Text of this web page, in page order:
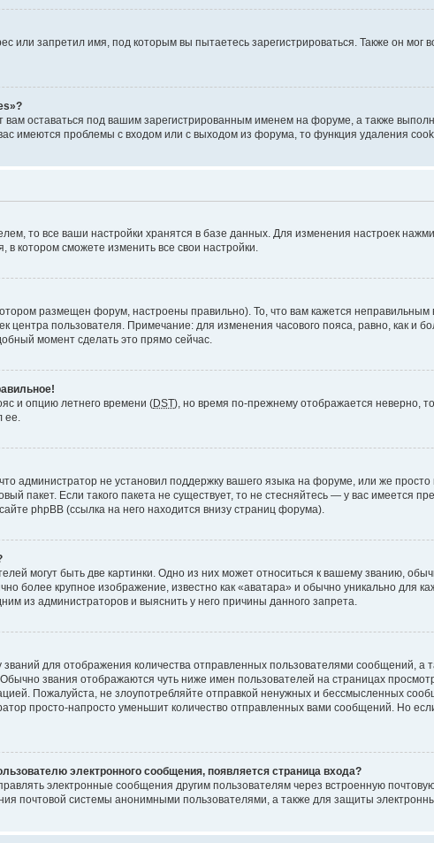
или запретил имя, под которым вы пытаетесь зарегистрироваться. Также он
оставаться под вашим зарегистрированным именем на форуме, а также
имеются проблемы с входом или с выходом из форума, то функция удаления
то все ваши настройки хранятся в базе данных. Для изменения настроек
котором сможете изменить все свои настройки.
размещен форум, настроены правильно). То, что вам кажется
центра пользователя. Примечание: для изменения часового пояса, равно, как и
момент сделать это прямо сейчас.
и опцию летнего времени (DST), но время по-прежнему отображается неверно,
ее.
администратор не установил поддержку вашего языка на форуме, или же
пакет. Если такого пакета не существует, то не стесняйтесь — у вас имеется
phpBB (ссылка на него находится внизу страниц форума).
могут быть две картинки. Одно из них может относиться к вашему званию,
более крупное изображение, известно как «аватара» и обычно уникально для
из администраторов и выяснить у него причины данного запрета.
для отображения количества отправленных пользователями сообщений,
звания отображаются чуть ниже имен пользователей на страницах
Пожалуйста, не злоупотребляйте отправкой ненужных и бессмысленных
просто-напросто уменьшит количество отправленных вами сообщений. Но
электронного сообщения, появляется страница входа?
электронные сообщения другим пользователям через встроенную
почтовой системы анонимными пользователями, а также для защиты